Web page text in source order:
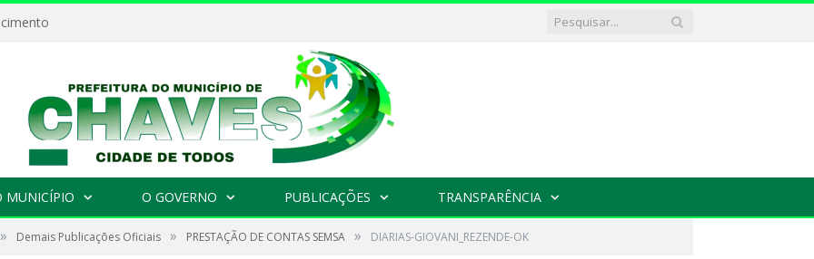
MUNICÍPIO O GOVERNO PUBLICAÇÕES TRANSPARÊNCIA
» Demais Publicações Oficiais » PRESTAÇÃO DE CONTAS SEMSA » DIARIAS-GIOVANI_REZENDE-OK